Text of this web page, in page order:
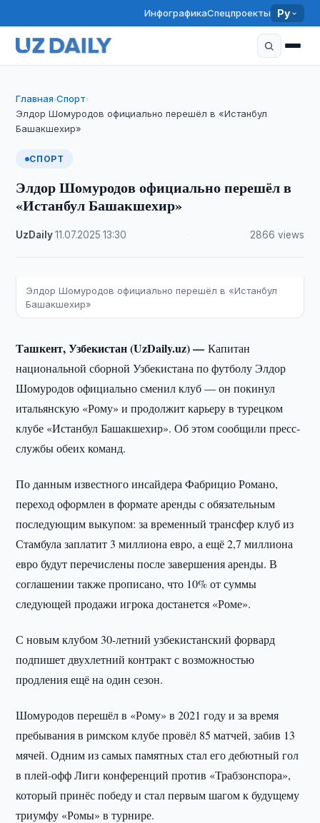
ИнфографикаСпецпроекты Ру
Главная›Спорт›
Элдор Шомуродов официально перешёл в «Истанбул
Башакшехир»
СПОРТ
Элдор Шомуродов официально перешёл в
«Истанбул Башакшехир»
UzDaily·11.07.2025 ·13:30 2866 views
Элдор Шомуродов официально перешёл в «Истанбул
Башакшехир»
Ташкент, Узбекистан (UzDaily.uz) —Капитан
национальной сборной Узбекистана по футболу Элдор
Шомуродов официально сменил клуб — он покинул
итальянскую «Рому» и продолжит карьеру в турецком
клубе «Истанбул Башакшехир». Об этом сообщили пресс-
службы обеих команд.
По данным известного инсайдера Фабрицио Романо,
переход оформлен в формате аренды с обязательным
последующим выкупом: за временный трансфер клуб из
Стамбула заплатит 3 миллиона евро, а ещё 2,7 миллиона
евро будут перечислены после завершения аренды. В
соглашении также прописано, что 10% от суммы
следующей продажи игрока достанется «Роме».
С новым клубом 30-летний узбекистанский форвард
подпишет двухлетний контракт с возможностью
продления ещё на один сезон.
Шомуродов перешёл в «Рому» в 2021 году и за время
пребывания в римском клубе провёл 85 матчей, забив 13
мячей. Одним из самых памятных стал его дебютный гол
в плей-офф Лиги конференций против «Трабзонспора»,
который принёс победу и стал первым шагом к будущему
триумфу «Ромы» в турнире.